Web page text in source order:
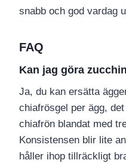
snabb och god vardag
FAQ
Kan jag göra
Ja, du kan ersätta
chiafrösgel per ägg,
chiafrön blandat med
Konsistensen blir lite
håller ihop tillräckligt